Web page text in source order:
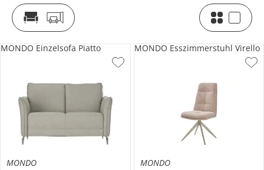
MONDO
MONDO Einzelsofa Piatto
MONDO
MONDO Esszimmerstuhl Virello